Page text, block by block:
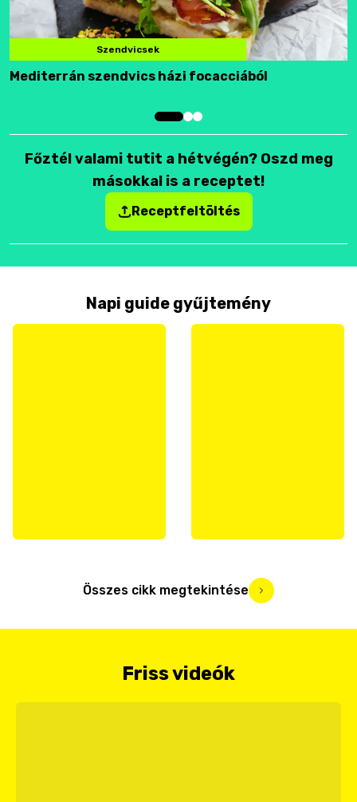
Szendvicsek
Mediterrán szendvics házi focacciából
Főztél valami tutit a hétvégén? Oszd meg
másokkal is a receptet!
Receptfeltöltés
Napi guide gyűjtemény
Összes cikk megtekintése
Friss videók